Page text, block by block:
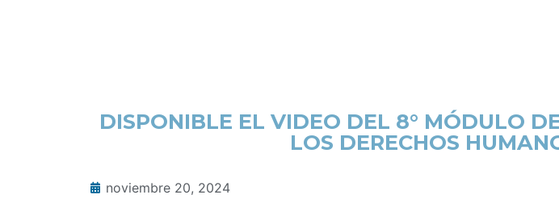
DISPONIBLE EL VIDEO DEL 8° MÓDULO
LOS DERECHOS
noviembre 20, 2024